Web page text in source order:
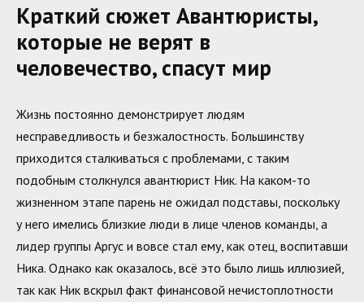
Краткий сюжет Авантюристы,
которые не верят в
человечество, спасут мир
Жизнь постоянно демонстрирует людям
несправедливость и безжалостность. Большинству
приходится сталкиваться с проблемами, с таким
подобным столкнулся авантюрист Ник. На каком-то
жизненном этапе парень не ожидал подставы, поскольку
у него имелись близкие люди в лице членов команды, а
лидер группы Аргус и вовсе стал ему, как отец, воспитавши
Ника. Однако как оказалось, всё это было лишь иллюзией,
так как Ник вскрыл факт финансовой нечистоплотности